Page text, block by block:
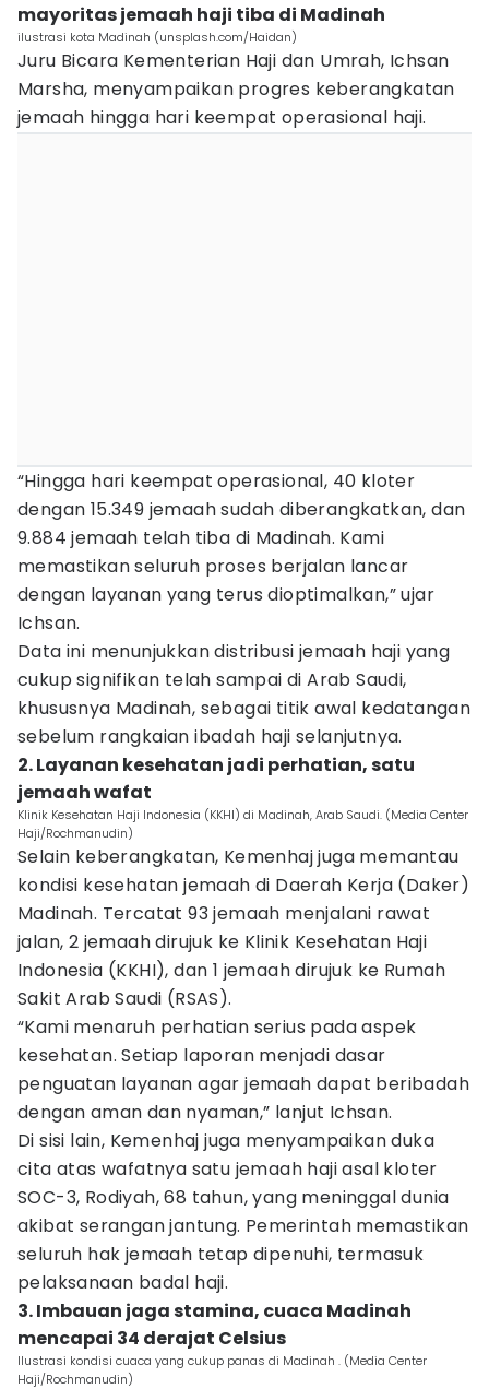
mayoritas jemaah haji tiba di Madinah
ilustrasi kota Madinah (unsplash.com/Haidan)
Juru Bicara Kementerian Haji dan Umrah, Ichsan
Marsha, menyampaikan progres keberangkatan
jemaah hingga hari keempat operasional haji.
“Hingga hari keempat operasional, 40 kloter
dengan 15.349 jemaah sudah diberangkatkan, dan
9.884 jemaah telah tiba di Madinah. Kami
memastikan seluruh proses berjalan lancar
dengan layanan yang terus dioptimalkan,” ujar
Ichsan.
Data ini menunjukkan distribusi jemaah haji yang
cukup signifikan telah sampai di Arab Saudi,
khususnya Madinah, sebagai titik awal kedatangan
sebelum rangkaian ibadah haji selanjutnya.
2. Layanan kesehatan jadi perhatian, satu
jemaah wafat
Klinik Kesehatan Haji Indonesia (KKHI) di Madinah, Arab Saudi. (Media Center
Haji/Rochmanudin)
Selain keberangkatan, Kemenhaj juga memantau
kondisi kesehatan jemaah di Daerah Kerja (Daker)
Madinah. Tercatat 93 jemaah menjalani rawat
jalan, 2 jemaah dirujuk ke Klinik Kesehatan Haji
Indonesia (KKHI), dan 1 jemaah dirujuk ke Rumah
Sakit Arab Saudi (RSAS).
“Kami menaruh perhatian serius pada aspek
kesehatan. Setiap laporan menjadi dasar
penguatan layanan agar jemaah dapat beribadah
dengan aman dan nyaman,” lanjut Ichsan.
Di sisi lain, Kemenhaj juga menyampaikan duka
cita atas wafatnya satu jemaah haji asal kloter
SOC-3, Rodiyah, 68 tahun, yang meninggal dunia
akibat serangan jantung. Pemerintah memastikan
seluruh hak jemaah tetap dipenuhi, termasuk
pelaksanaan badal haji.
3. Imbauan jaga stamina, cuaca Madinah
mencapai 34 derajat Celsius
Ilustrasi kondisi cuaca yang cukup panas di Madinah . (Media Center
Haji/Rochmanudin)